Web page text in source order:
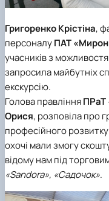
Григоренко Крістіна,
персоналуПАТ
учасників з
запросила майбутніх
екскурсію.
Голова правлінняПРаТ
Орися, розповіла про
професійного розвитку
охочі мали змогу
відому нам під
«Sandora», «Садочок».